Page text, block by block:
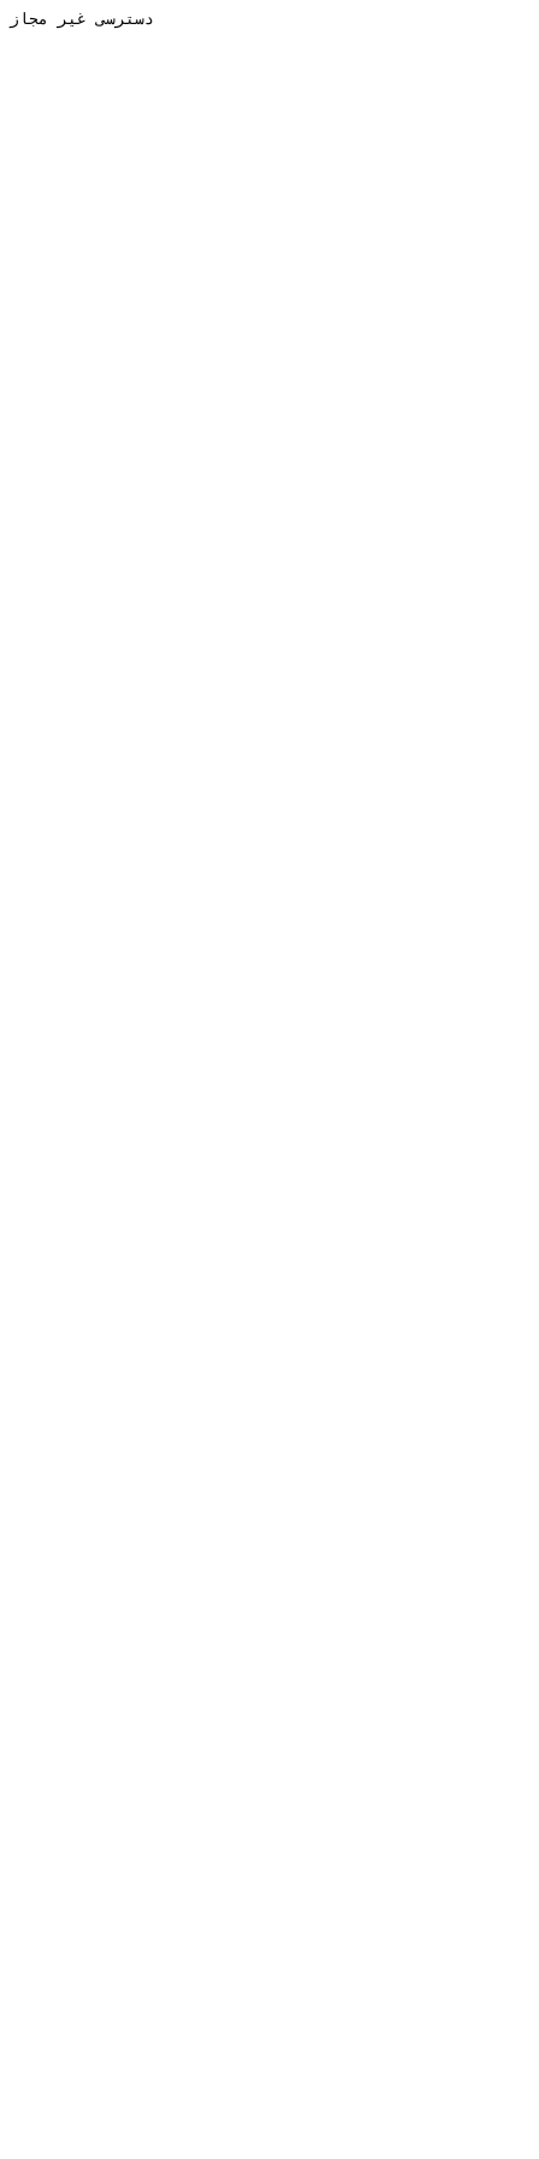
دسترسی غیر مجاز